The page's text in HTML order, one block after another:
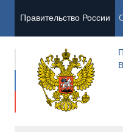
Правительство России